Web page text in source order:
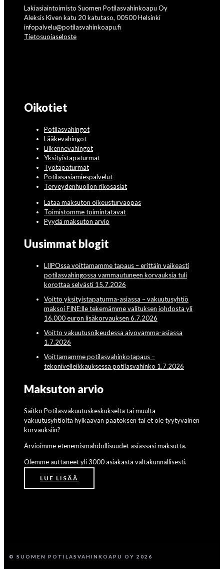
Lakiasiaintoimisto Suomen Potilasvahinkoapu Oy
Aleksis Kiven katu 20 katutaso, 00500 Helsinki
infopalvelu@potilasvahinkoapu.fi
Tietosuojaseloste
Oikotiet
Potilasvahingot
Lääkevahingot
Liikennevahingot
Yksityistapaturmat
Työtapaturmat
Potilasasiamiespalvelut
Terveydenhuollon rikosasiat
Lataa maksuton oikeusturvaopas
Toimistomme toimintatavat
Pyydä maksuton arvio
Uusimmat blogit
LIIPOssa voittamamme tapaus – erittäin vaikeasti
potilasvahingossa vammautuneen korvauksia tuli
korottaa selvästi 15.7.2026
Voitto yksityistapaturma-asiassa – vakuutusyhtiö
maksoi FINE:lle tekemämme valituksen johdosta yli
16.000 euron lisäkorvauksen 6.7.2026
Voitto vakuutusoikeudessa aivovamma-asiassa
1.7.2026
Voittamamme potilasvahinkotapaus –
tekonivelleikkauksessa potilasvahinko 1.7.2026
Maksuton arvio
Saitko Potilasvakuutuskeskukselta tai muulta
vakuutusyhtiöltä hylkäävän päätöksen tai et ole tyytyväinen
korvauksiin?
Arvioimme etenemismahdollisuudet asiassasi maksutta.
Olemme auttaneet yli 3000 asiakasta valtakunnallisesti.
LUE LISÄÄ
© SUOMEN POTILASVAHINKOAPU OY 2026